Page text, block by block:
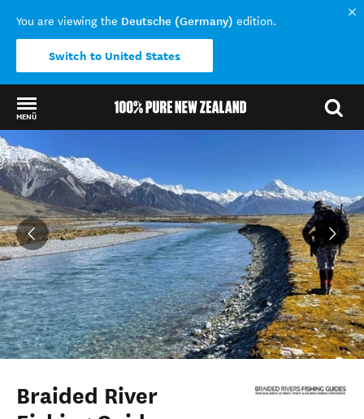
You are viewing the Deutsche (Germany) edition.
Switch to United States
MENÜ
Back to my results
Braided River